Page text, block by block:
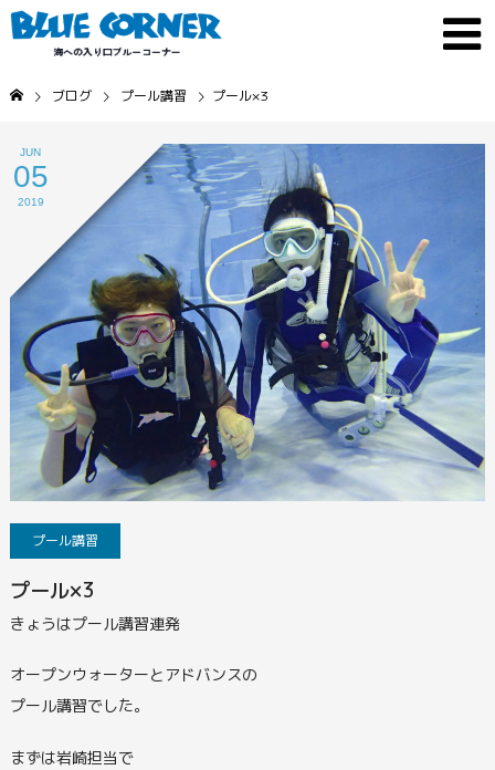
ブログ プール講習 プール×3
JUN
05
2019
プール講習
プール×3
きょうはプール講習連発
オープンウォーターとアドバンスの
プール講習でした。
まずは岩崎担当で